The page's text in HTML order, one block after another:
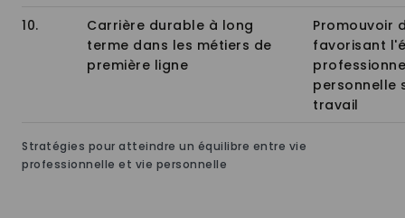
10.
Carrière durable à long
terme dans les métiers de
première ligne
Promouvoir
favorisant
personnelle
travail
Stratégies pour atteindre un équilibre entre vie
professionnelle et vie personnelle